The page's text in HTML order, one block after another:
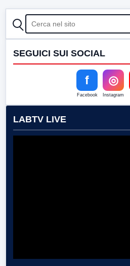
CERCA
SEGUICI SUI SOCIAL
f
Facebook
◎
Instagram
LABTV LIVE